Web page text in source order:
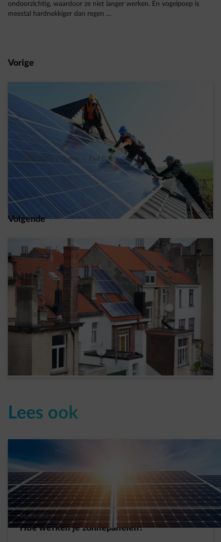
ondoorzichtig, waardoor ze niet langer werken. En vogelpoep is
meestal hardnekkiger dan regen …
Vorige
03/02/2026 1 min. Paul D.
Het injectietarief: wat is waar en wat niet?
Read more
Volgende
01/03/2024 | 2 min. | Paul D.
Zonnepanelen: wat is de situatie in Brussel
Lees ook
01/03/2024 2 min. Paul D.
Hoe werken je zonnepanelen?